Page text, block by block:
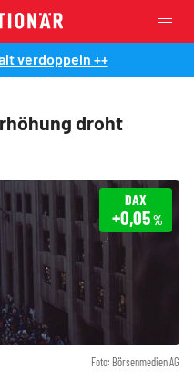
verdoppeln ++
droht
Foto: Börsenmedien AG
DAX
+0,05%